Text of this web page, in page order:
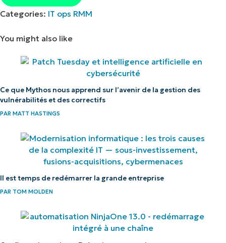
Categories: IT ops RMM
You might also like
Ce que Mythos nous apprend sur l’avenir de la gestion des
vulnérabilités et des correctifs
PAR MATT HASTINGS
Il est temps de redémarrer la grande entreprise
PAR TOM MOLDEN